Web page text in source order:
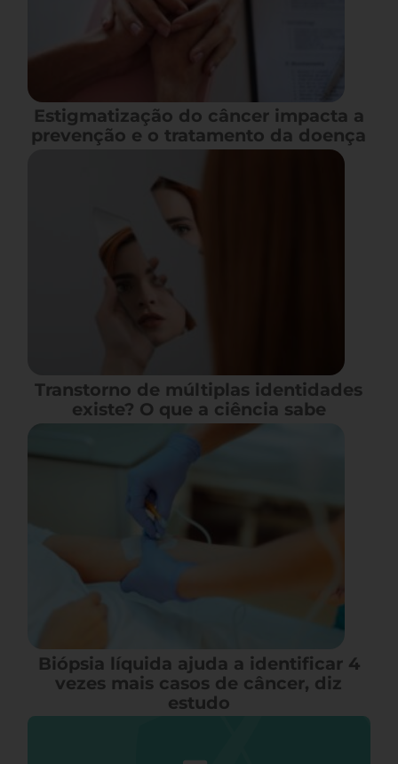
Estigmatização do câncer impacta a
prevenção e o tratamento da doença
Transtorno de múltiplas identidades
existe? O que a ciência sabe
Biópsia líquida ajuda a identificar 4
vezes mais casos de câncer, diz
estudo